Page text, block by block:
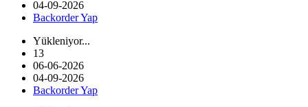
04-09-2026
Backorder Yap
Yükleniyor...
13
06-06-2026
04-09-2026
Backorder Yap